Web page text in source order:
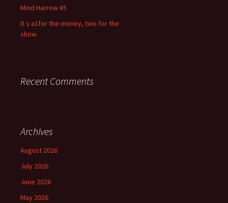
Mind Harrow #5
It s a1for the money, two for the
show
Recent Comments
Archives
August 2026
July 2026
June 2026
May 2026